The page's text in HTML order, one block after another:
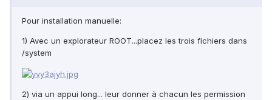
Pour installation manuelle:
1) Avec un explorateur ROOT...placez les trois fichiers dans
/system
2) via un appui long... leur donner à chacun les permission